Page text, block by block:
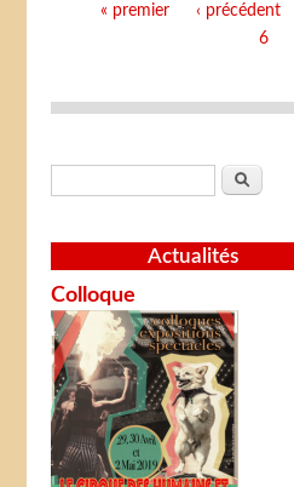
Pages« premier ‹ précédent
6
Formulaire de recherche
Rechercher
Actualités
Colloque